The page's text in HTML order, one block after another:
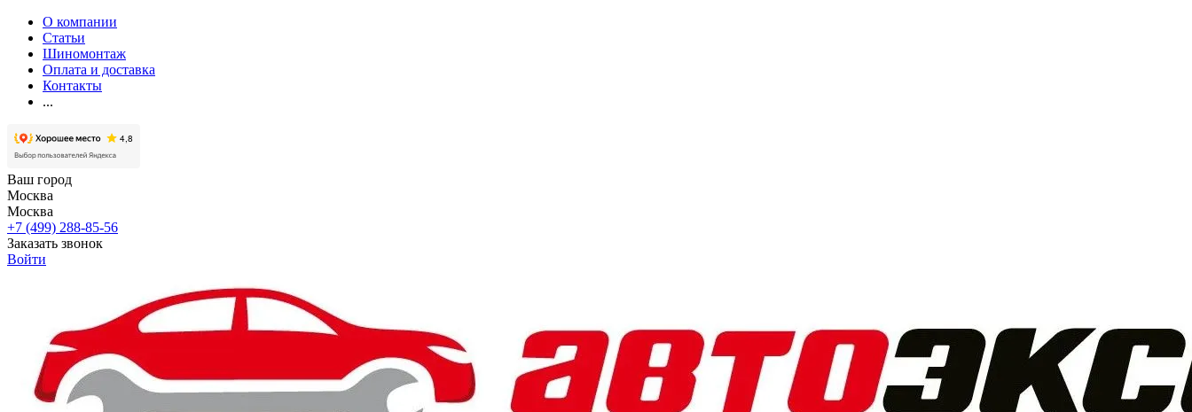
О компании
Статьи
Шиномонтаж
Оплата и доставка
Контакты
...
Ваш город
Москва
Москва
+7 (499) 288-85-56
Заказать звонок
Войти